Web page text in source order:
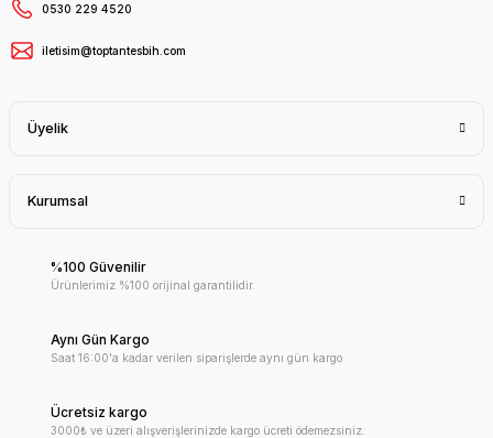
0530 229 4520
iletisim@toptantesbih.com
Üyelik
Kurumsal
%100 Güvenilir
Ürünlerimiz %100 orijinal garantilidir.
Aynı Gün Kargo
Saat 16:00'a kadar verilen siparişlerde aynı gün kargo
Ücretsiz kargo
3000₺ ve üzeri alışverişlerinizde kargo ücreti ödemezsiniz.